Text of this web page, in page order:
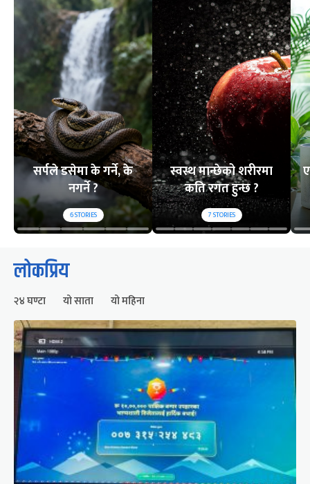
सर्पले डसेमा के गर्ने, के
नगर्ने ?
6STORIES
स्वस्थ मान्छेको शरीरमा
कति रगत हुन्छ ?
7STORIES
लोकप्रिय
२४ घण्टा यो साता यो महिना